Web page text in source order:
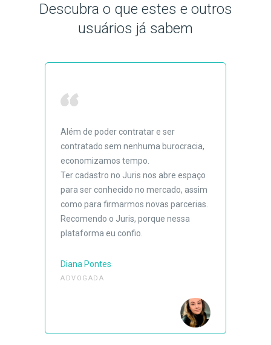
Descubra o que estes e outros
usuários já sabem
Além de poder contratar e ser
contratado sem nenhuma burocracia,
economizamos tempo.
Ter cadastro no Juris nos abre espaço
para ser conhecido no mercado, assim
como para firmarmos novas parcerias.
Recomendo o Juris, porque nessa
plataforma eu confio.
Diana Pontes
ADVOGADA